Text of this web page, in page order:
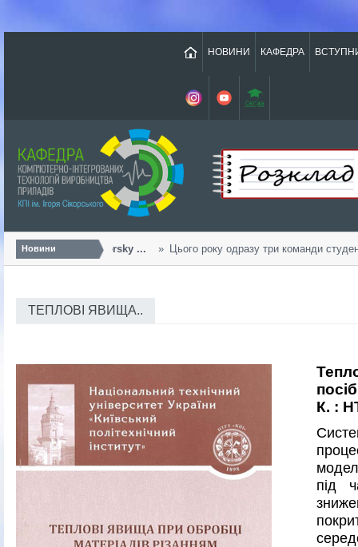
НОВИНИ КАФЕДРА
Новини
Урожайний «Sikorsky ... Цього року одразу три команди
ТЕПЛОВІ ЯВИЩА..
К. :
під